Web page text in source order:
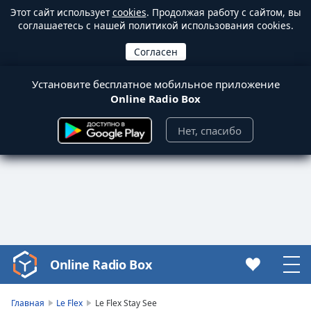
Этот сайт используетcookies. Продолжая работу с сайтом, вы
соглашаетесь с нашей политикой использования cookies.
Установите бесплатное мобильное приложение
Online Radio Box
Нет, спасибо
Video
Player
Online Radio Box
Главная Le Flex Le Flex Stay See